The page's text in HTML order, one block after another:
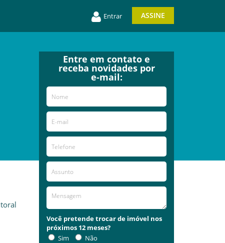
Entrar ASSINE
Entre em contato e
receba novidades por
e-mail:
Você pretende trocar de imóvel nos
próximos 12 meses?
Sim
Não